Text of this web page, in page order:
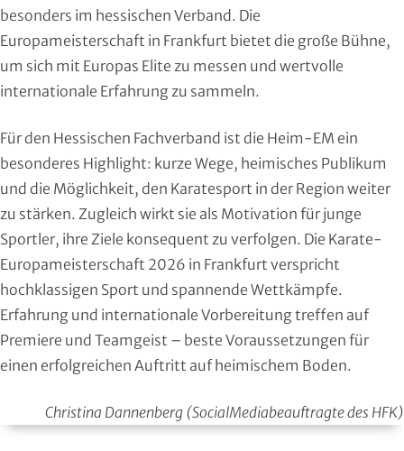
besonders im hessischen Verband. Die
Europameisterschaft in Frankfurt bietet die große Bühne,
um sich mit Europas Elite zu messen und wertvolle
internationale Erfahrung zu sammeln.
Für den Hessischen Fachverband ist die Heim-EM ein
besonderes Highlight: kurze Wege, heimisches Publikum
und die Möglichkeit, den Karatesport in der Region weiter
zu stärken. Zugleich wirkt sie als Motivation für junge
Sportler, ihre Ziele konsequent zu verfolgen. Die Karate-
Europameisterschaft 2026 in Frankfurt verspricht
hochklassigen Sport und spannende Wettkämpfe.
Erfahrung und internationale Vorbereitung treffen auf
Premiere und Teamgeist – beste Voraussetzungen für
einen erfolgreichen Auftritt auf heimischem Boden.
Christina Dannenberg (SocialMediabeauftragte des HFK)
Tischtennis
Triathlon
Volleyball